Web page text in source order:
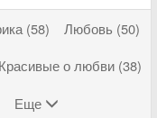
(58)
Любовь (50)
Красивые о любви (38)
Еще